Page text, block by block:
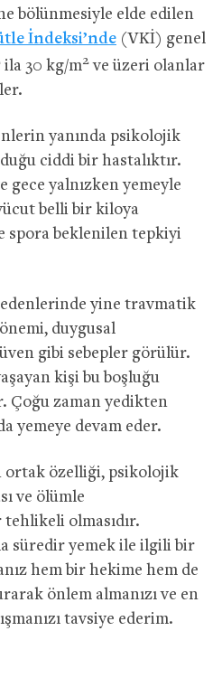
bölünmesiyle elde edilen
İndeksi’nde (VKİ) genel
ila 30 kg/m2 ve üzeri olanlar
yanında psikolojik
ciddi bir hastalıktır.
gece yalnızken yemeyle
belli bir kiloya
spora beklenilen tepkiyi
yine travmatik
duygusal
gibi sebepler görülür.
kişi bu boşluğu
Çoğu zaman yedikten
yemeye devam eder.
ortak özelliği, psikolojik
ve ölümle
olmasıdır.
süredir yemek ile ilgili bir
hem bir hekime hem de
önlem almanızı ve en
tavsiye ederim.